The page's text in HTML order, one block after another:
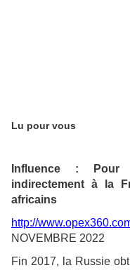
Lu pour vous
Influence : Pour
indirectement à la
africains
http://
NOVEMBRE 2022
Fin 2017, la Russie